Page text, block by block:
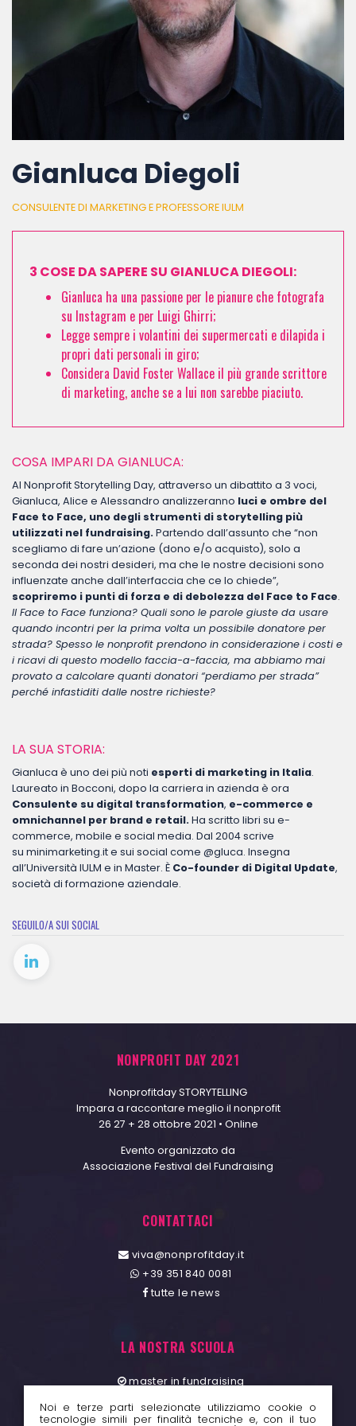
Gianluca Diegoli
CONSULENTE DI MARKETING E PROFESSORE IULM
3 COSE DA SAPERE SU GIANLUCA DIEGOLI:
Gianluca ha una passione per le pianure che fotografa
su Instagram e per Luigi Ghirri;
Legge sempre i volantini dei supermercati e dilapida i
propri dati personali in giro;
Considera David Foster Wallace il più grande scrittore
di marketing, anche se a lui non sarebbe piaciuto.
COSA IMPARI DA GIANLUCA:
Al Nonprofit Storytelling Day, attraverso un dibattito a 3 voci,
Gianluca, Alice e Alessandro analizzeranno luci e ombre del
Face to Face, uno degli strumenti di storytelling più
utilizzati nel fundraising.Partendo dall’assunto che “non
scegliamo di fare un’azione (dono e/o acquisto), solo a
seconda dei nostri desideri, ma che le nostre decisioni sono
influenzate anche dall’interfaccia che ce lo chiede”,
scopriremo i punti di forza e di debolezza del Face to Face.
Il Face to Face funziona? Quali sono le parole giuste da usare
quando incontri per la prima volta un possibile donatore per
strada? Spesso le nonprofit prendono in considerazione i costi e
i ricavi di questo modello faccia-a-faccia, ma abbiamo mai
provato a calcolare quanti donatori “perdiamo per strada”
perché infastiditi dalle nostre richieste?
LA SUA STORIA:
Gianluca è uno dei più noti esperti di marketing in Italia.
Laureato in Bocconi, dopo la carriera in azienda è ora
Consulente su digital transformation, e-commerce e
omnichannel per brand e retail.Ha scritto libri su e-
commerce, mobile e social media. Dal 2004 scrive
su minimarketing.ite sui social come @gluca. Insegna
all’Università IULM e in Master. È Co-founder di Digital Update,
società di formazione aziendale.
SEGUILO/A SUI SOCIAL
NONPROFIT DAY 2021
Nonprofitday STORYTELLING
Impara a raccontare meglio il nonprofit
26 27 + 28 ottobre 2021 • Online
Evento organizzato da
Associazione Festival del Fundraising
CONTATTACI
viva@nonprofitday.it
+39 351 840 0081
tutte le news
LA NOSTRA SCUOLA
master in fundraising
fundraising day
Noi e terze parti selezionate utilizziamo cookie o
tecnologie simili per finalità tecniche e, con il tuo